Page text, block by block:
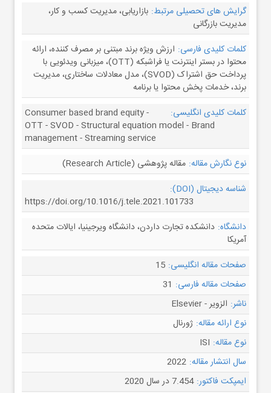
گرایش های تحصیلی مرتبط: بازاریابی، مدیریت کسب و کار،
مدیریت بازرگانی
کلمات کلیدی فارسی: ارزش ویژه برند مبتنی بر مصرف کننده، ارائه
محتوا در بستر اینترنت یا فراشبکه (OTT)، میزبانی ویدئویی با
پرداخت حق اشتراک (SVOD)، مدل معادلات ساختاری، مدیریت
برند، خدمات پخش محتوا یا برنامه
کلمات کلیدی انگلیسی:
Consumer based brand equity -
OTT - SVOD - Structural equation model - Brand
management - Streaming service
نوع نگارش مقاله: مقاله پژوهشی (Research Article)
شناسه دیجیتال (DOI):
https://doi.org/10.1016/j.tele.2021.101733
دانشگاه: دانشکده تجارت داردن، دانشگاه ویرجینیا، ایالات متحده
آمریکا
صفحات مقاله انگلیسی: 15
صفحات مقاله فارسی: 31
ناشر: الزویر - Elsevier
نوع ارائه مقاله: ژورنال
نوع مقاله: ISI
سال انتشار مقاله: 2022
ایمپکت فاکتور: 7.454 در سال 2020